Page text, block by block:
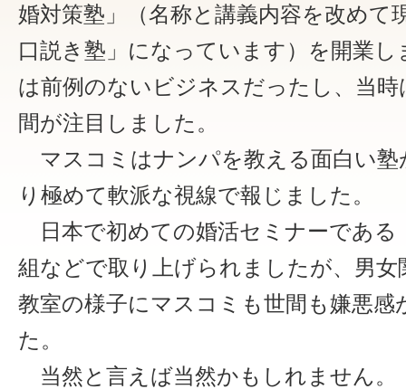
婚対策塾」（名称と講義内容を改めて
口説き塾」になっています）を開業
は前例のないビジネスだったし、当
間が注目しました。
マスコミはナンパを教える面白い塾
り極めて軟派な視線で報じました。
日本で初めての婚活セミナーである
組などで取り上げられましたが、男
教室の様子にマスコミも世間も嫌悪
た。
当然と言えば当然かもしれません。